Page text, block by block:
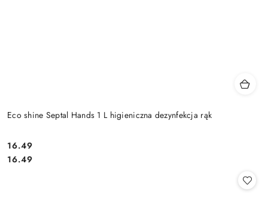
Eco shine Septal Hands 1 L higieniczna dezynfekcja rąk
Cena:
16.49
Cena:
16.49